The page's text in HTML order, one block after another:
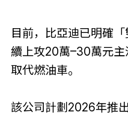
目前，比亞迪已明確
續上攻20萬–30萬元
取代燃油車。
該公司計劃2026年推